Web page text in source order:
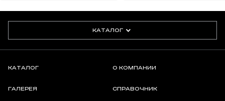
КАТАЛОГ
КАТАЛОГ О КОМПАНИИ
ГАЛЕРЕЯ СПРАВОЧНИК